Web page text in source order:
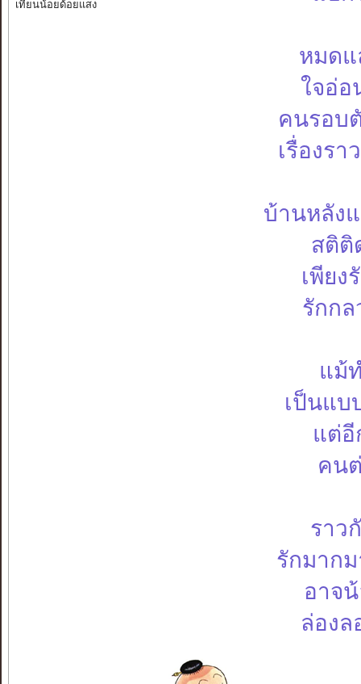
เทียนน้อยด้อยแสง
หมดแ
ใจอ่อ
คนรอบ
เรื่องรา
บ้านหลัง
สติติ
เพียง
รักกล
แม้
เป็นแบ
แต่อี
คน
ราว
รักมากม
อาจ
ล่องล